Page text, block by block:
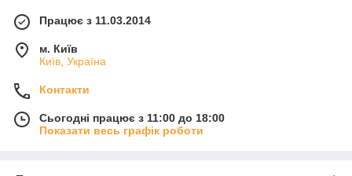
Працює з 11.03.2014
м. Київ
Київ, Україна
Контакти
Сьогодні працює з 11:00 до 18:00
Показати весь графік роботи